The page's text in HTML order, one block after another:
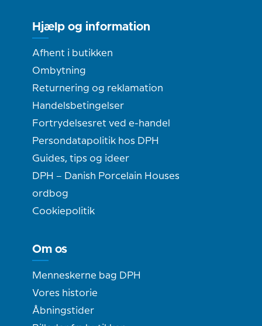
Hjælp og information
Afhent i butikken
Ombytning
Returnering og reklamation
Handelsbetingelser
Fortrydelsesret ved e-handel
Persondatapolitik hos DPH
Guides, tips og ideer
DPH – Danish Porcelain Houses
ordbog
Cookiepolitik
Om os
Menneskerne bag DPH
Vores historie
Åbningstider